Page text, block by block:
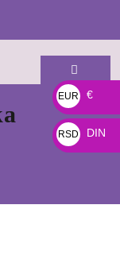
EUR
€
€
RSD
DIN
DIN